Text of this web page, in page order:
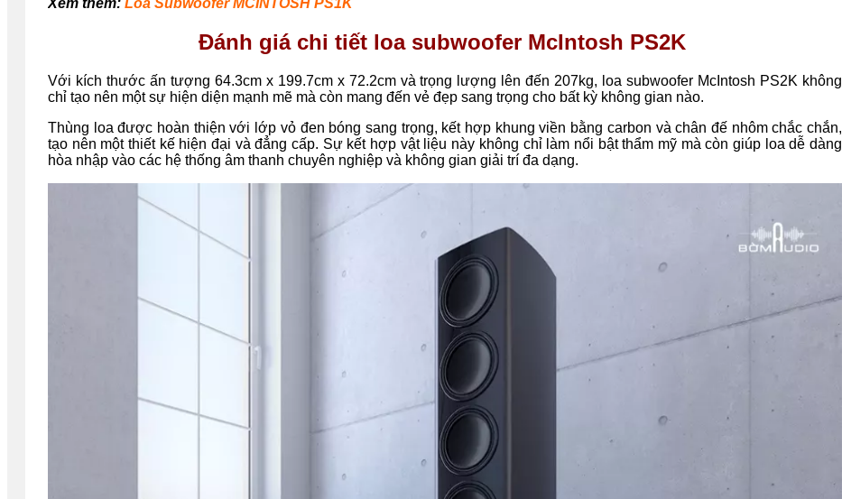
Xem thêm: Loa Subwoofer MCINTOSH PS1K
Đánh giá chi tiết loa subwoofer McIntosh PS2K
Với kích thước ấn tượng 64.3cm x 199.7cm x 72.2cm và trọng lượng lên đến 207kg, loa subwoofer McIntosh PS2K không
chỉ tạo nên một sự hiện diện mạnh mẽ mà còn mang đến vẻ đẹp sang trọng cho bất kỳ không gian nào.
Thùng loa được hoàn thiện với lớp vỏ đen bóng sang trọng, kết hợp khung viền bằng carbon và chân đế nhôm chắc chắn,
tạo nên một thiết kế hiện đại và đẳng cấp. Sự kết hợp vật liệu này không chỉ làm nổi bật thẩm mỹ mà còn giúp loa dễ dàng
hòa nhập vào các hệ thống âm thanh chuyên nghiệp và không gian giải trí đa dạng.